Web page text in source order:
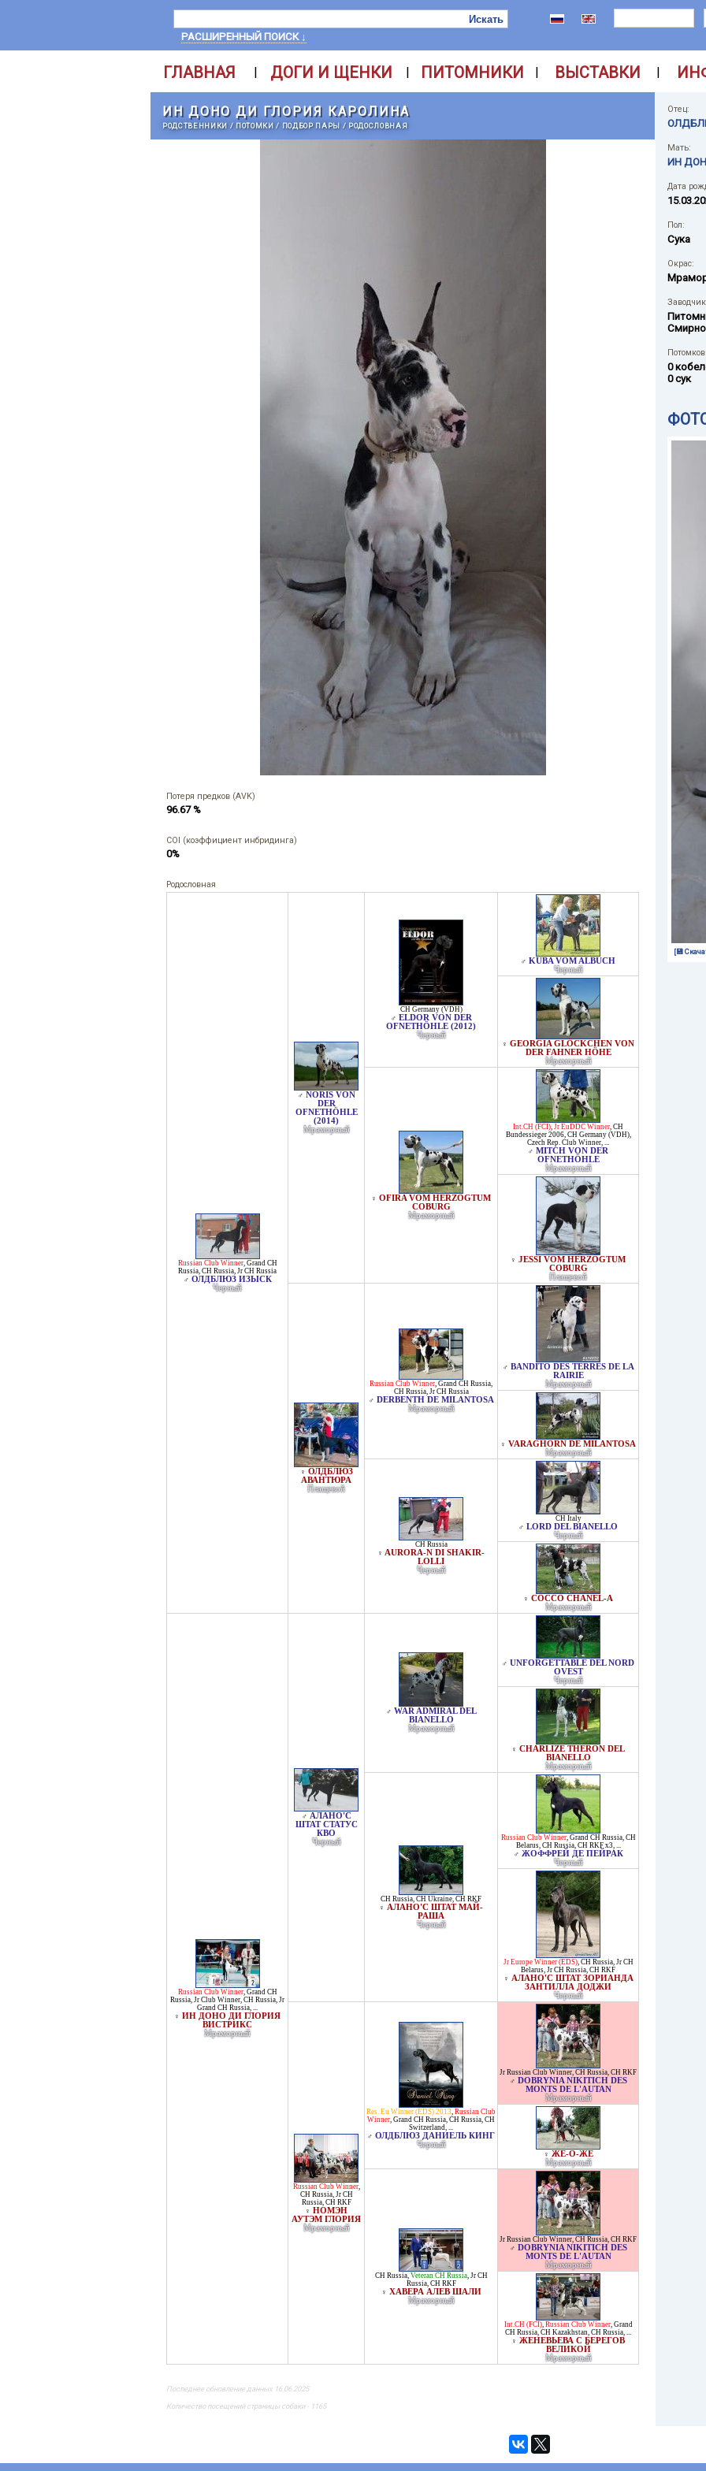
РАСШИРЕННЫЙ ПОИСК ↓
ГЛАВНАЯ | ДОГИ И ЩЕНКИ | ПИТОМНИКИ | ВЫСТАВКИ |
ИН ДОНО ДИ ГЛОРИЯ КАРОЛИНА
РОДСТВЕННИКИ / ПОТОМКИ/ ПОДБОР ПАРЫ / РОДОСЛОВНАЯ
Потеря предков (AVK)
96.67 %
COI (коэффициент инбридинга)
0%
Родословная
Russian Club Winner, Grand CH
Russia, CH Russia, Jr CH Russia
♂ ОЛДБЛЮЗ ИЗЫСК
Черный
♂ NORIS VON
DER
OFNETHÖHLE
(2014)
Мраморный
CH Germany (VDH)
♂ ELDOR VON DER
OFNETHÖHLE (2012)
Черный
♂ KUBA VOM ALBUCH
Черный
♀ GEORGIA GLÖCKCHEN VON
DER FAHNER HÖHE
Мраморный
♀ OFIRA VOM HERZOGTUM
COBURG
Мраморный
Int.CH (FCI), Jr EuDDC Winner, CH
Bundessieger 2006, CH Germany (VDH),
Czech Rep. Club Winner, ...
♂ MITCH VON DER
OFNETHÖHLE
Мраморный
♀ JESSI VOM HERZOGTUM
COBURG
Плащевой
♀ ОЛДБЛЮЗ
АВАНТЮРА
Плащевой
Russian Club Winner, Grand CH Russia,
CH Russia, Jr CH Russia
♂ DERBENTH DE MILANTOSA
Мраморный
♂ BANDITO DES TERRES DE LA
RAIRIE
Мраморный
♀ VARAGHORN DE MILANTOSA
Мраморный
CH Russia
♀ AURORA-N DI SHAKIR-
LOLLI
Черный
CH Italy
♂ LORD DEL BIANELLO
Черный
♀ COCCO CHANEL-A
Мраморный
Russian Club Winner, Grand CH
Russia, Jr Club Winner, CH Russia, Jr
Grand CH Russia, ...
♀ ИН ДОНО ДИ ГЛОРИЯ
ВИСТРИКС
Мраморный
♂ АЛАНО'С
ШТАТ СТАТУС
КВО
Черный
♂ WAR ADMIRAL DEL
BIANELLO
Мраморный
♂ UNFORGETTABLE DEL NORD
OVEST
Черный
♀ CHARLIZE THERON DEL
BIANELLO
Мраморный
CH Russia, CH Ukraine, CH RKF
♀ АЛАНО'C ШТАТ МАЙ-
РАША
Черный
Russian Club Winner, Grand CH Russia, CH
Belarus, CH Russia, CH RKF x3, ...
♂ ЖОФФРЕЙ ДЕ ПЕЙРАК
Черный
Jr Europe Winner (EDS), CH Russia, Jr CH
Belarus, Jr CH Russia, CH RKF
♀ АЛАНО'С ШТАТ ЗОРИАНДА
ЗАНТИЛЛА ДОДЖИ
Черный
Russian Club Winner,
CH Russia, Jr CH
Russia, CH RKF
♀ НОМЭН
АУТЭМ ГЛОРИЯ
Мраморный
Res. Eu Winner (EDS) 2013, Russian Club
Winner, Grand CH Russia, CH Russia, CH
Switzerland, ...
♂ ОЛДБЛЮЗ ДАНИЕЛЬ КИНГ
Черный
Jr Russian Club Winner, CH Russia, CH RKF
♂ DOBRYNIA NIKITICH DES
MONTS DE L'AUTAN
Мраморный
♀ ЖЕ-О-ЖЕ
Мраморный
CH Russia, Veteran CH Russia, Jr CH
Russia, CH RKF
♀ ХАВЕРА АЛЕВ ШАЛИ
Мраморный
Jr Russian Club Winner, CH Russia, CH RKF
♂ DOBRYNIA NIKITICH DES
MONTS DE L'AUTAN
Мраморный
Int.CH (FCI), Russian Club Winner, Grand
CH Russia, CH Kazakhstan, CH Russia, ...
♀ ЖЕНЕВЬЕВА С БЕРЕГОВ
ВЕЛИКОЙ
Мраморный
Последнее обновление данных 16.06.2025
Количество посещений страницы собаки - 1165
Отец:
Мать:
ИН
Дата
Пол:
Сука
Окрас:
0
0 сук
[💾